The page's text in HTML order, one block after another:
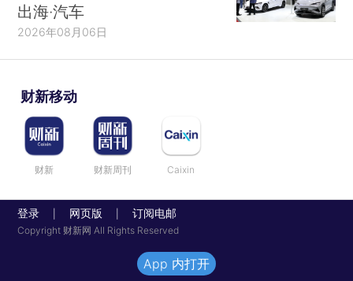
出海·汽车
2026年08月06日
财新移动
财新 财新周刊 Caixin
登录 网页版 订阅电邮
Copyright 财新网 All Rights Reserved
App 内打开